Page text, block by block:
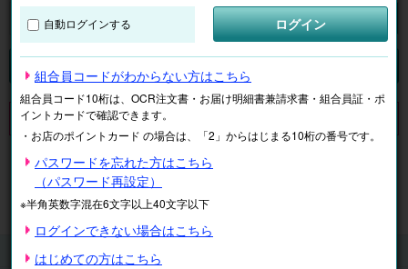
検索
申し訳ございません。 現在、該当商品は、お取扱いしておりません。
マイページ 注文履歴
抽選結果
請求内容
チケット
自動ログインする ログイン
組合員コードがわからない方はこちら
組合員コード10桁は、OCR注文書・お届け明細書兼請求書・組合員証・ポ
イントカードで確認できます。
・お店のポイントカード の場合は、「2」からはじまる10桁の番号です。
パスワードを忘れた方はこちら
（パスワード再設定）
※半角英数字混在6文字以上40文字以下
ログインできない場合はこちら
はじめての方はこちら